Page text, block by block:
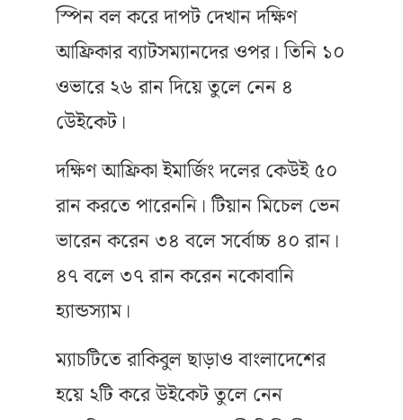
স্পিন বল করে দাপট দেখান দক্ষিণ
আফ্রিকার ব্যাটসম্যানদের ওপর। তিনি ১০
ওভারে ২৬ রান দিয়ে তুলে নেন ৪
উেইকেট।
দক্ষিণ আফ্রিকা ইমার্জিং দলের কেউই ৫০
রান করতে পারেননি। টিয়ান মিচেল ভেন
ভারেন করেন ৩৪ বলে সর্বোচ্চ ৪০ রান।
৪৭ বলে ৩৭ রান করেন নকোবানি
হ্যান্ডস্যাম।
ম্যাচটিতে রাকিবুল ছাড়াও বাংলাদেশের
হয়ে ২টি করে উইকেট তুলে নেন